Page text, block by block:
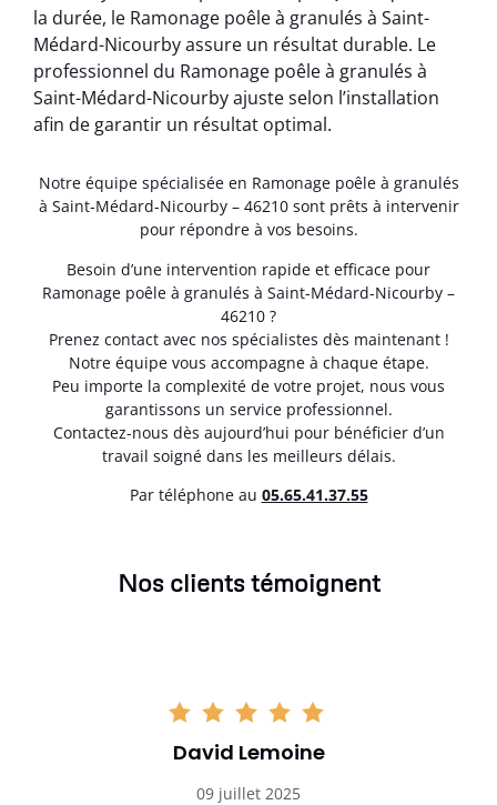
la durée, le Ramonage poêle à granulés à Saint-
Médard-Nicourby assure un résultat durable. Le
professionnel du Ramonage poêle à granulés à
Saint-Médard-Nicourby ajuste selon l’installation
afin de garantir un résultat optimal.
Notre équipe spécialisée en Ramonage poêle à granulés
à Saint-Médard-Nicourby – 46210 sont prêts à intervenir
pour répondre à vos besoins.
Besoin d’une intervention rapide et efficace pour
Ramonage poêle à granulés à Saint-Médard-Nicourby –
46210 ?
Prenez contact avec nos spécialistes dès maintenant !
Notre équipe vous accompagne à chaque étape.
Peu importe la complexité de votre projet, nous vous
garantissons un service professionnel.
Contactez-nous dès aujourd’hui pour bénéficier d’un
travail soigné dans les meilleurs délais.
Par téléphone au 05.65.41.37.55
Nos clients témoignent
David Lemoine
09 juillet 2025